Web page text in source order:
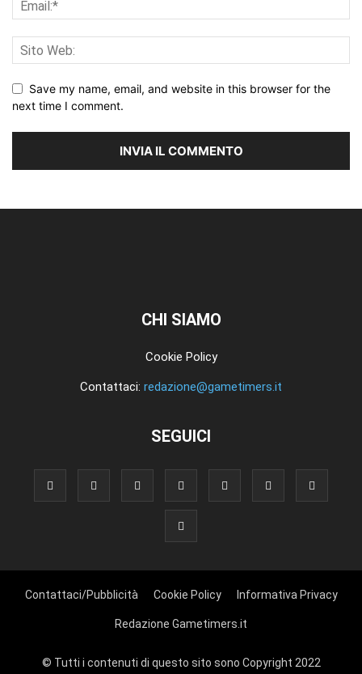
Save my name, email, and website in this browser for the
next time I comment.
CHI SIAMO
Cookie Policy
Contattaci: redazione@gametimers.it
SEGUICI
Contattaci/Pubblicità Cookie Policy Informativa Privacy
Redazione Gametimers.it
© Tutti i contenuti di questo sito sono Copyright 2022